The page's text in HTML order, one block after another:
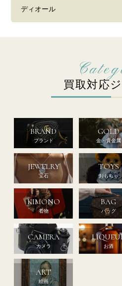
ディオール
買取対応
BRAND
ブランド
GOLD
金・貴金属
JEWELRY
宝石
TOYS
おもちゃ
KIMONO
着物
BAG
バッグ
CAMERA
カメラ お酒
ART
絵画